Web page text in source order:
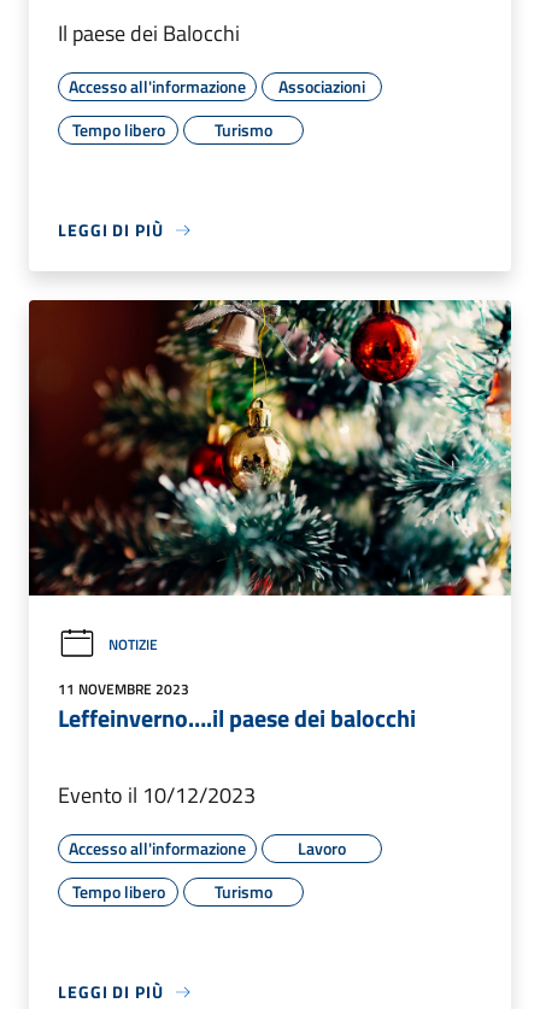
Il paese dei Balocchi
Accesso all'informazione
Associazioni
Tempo libero
Turismo
LEGGI DI PIÙ
NOTIZIE
11 NOVEMBRE 2023
Leffeinverno….il paese dei balocchi
Evento il 10/12/2023
Accesso all'informazione
Lavoro
Tempo libero
Turismo
LEGGI DI PIÙ